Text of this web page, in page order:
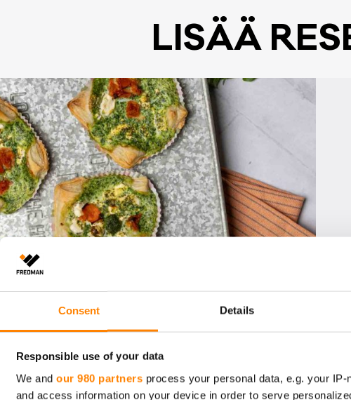
Consent Details
Responsible use of your data
We and our 980 partners process your personal data, e.g. your
and access information on your device in order to serve
LI­SÄÄ